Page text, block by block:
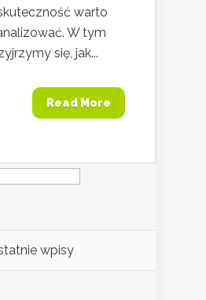
warto
W tym
się, jak...
Read More
wpisy